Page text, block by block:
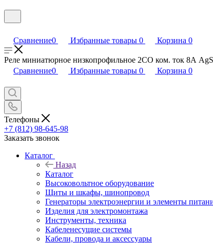
Сравнение0 Избранные товары 0 Корзина 0
Реле миниатюрное низкопрофильное 2CO ком. ток 8А
Сравнение0 Избранные товары 0 Корзина 0
Телефоны
+7 (812) 98-645-98
Заказать звонок
Каталог
Назад
Каталог
Высоковольтное оборудование
Щиты и шкафы, шинопровод
Генераторы электроэнергии и элементы
Изделия для электромонтажа
Инструменты, техника
Кабеленесущие системы
Кабели, провода и аксессуары